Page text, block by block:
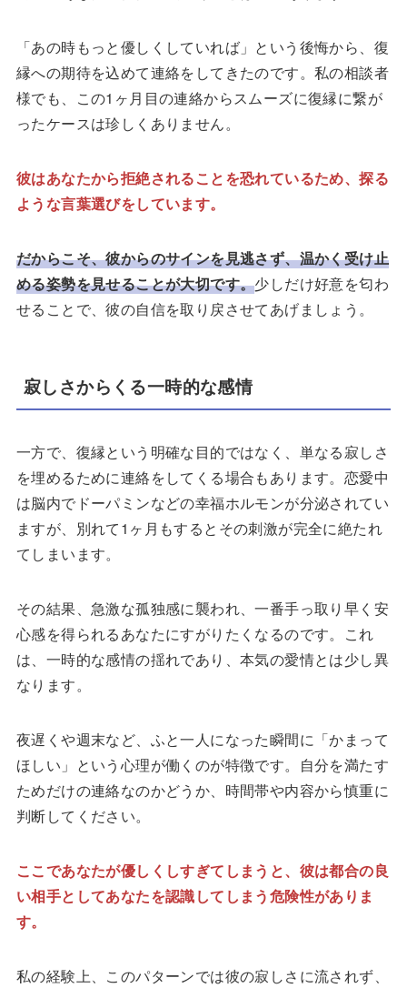
「あの時もっと優しくしていれば」という後悔から、復
縁への期待を込めて連絡をしてきたのです。私の相談者
様でも、この1ヶ月目の連絡からスムーズに復縁に繋が
ったケースは珍しくありません。
彼はあなたから拒絶されることを恐れているため、探る
ような言葉選びをしています。
だからこそ、彼からのサインを見逃さず、温かく受け止
める姿勢を見せることが大切です。少しだけ好意を匂わ
せることで、彼の自信を取り戻させてあげましょう。
寂しさからくる一時的な感情
一方で、復縁という明確な目的ではなく、単なる寂しさ
を埋めるために連絡をしてくる場合もあります。恋愛中
は脳内でドーパミンなどの幸福ホルモンが分泌されてい
ますが、別れて1ヶ月もするとその刺激が完全に絶たれ
てしまいます。
その結果、急激な孤独感に襲われ、一番手っ取り早く安
心感を得られるあなたにすがりたくなるのです。これ
は、一時的な感情の揺れであり、本気の愛情とは少し異
なります。
夜遅くや週末など、ふと一人になった瞬間に「かまって
ほしい」という心理が働くのが特徴です。自分を満たす
ためだけの連絡なのかどうか、時間帯や内容から慎重に
判断してください。
ここであなたが優しくしすぎてしまうと、彼は都合の良
い相手としてあなたを認識してしまう危険性がありま
す。
私の経験上、このパターンでは彼の寂しさに流されず、